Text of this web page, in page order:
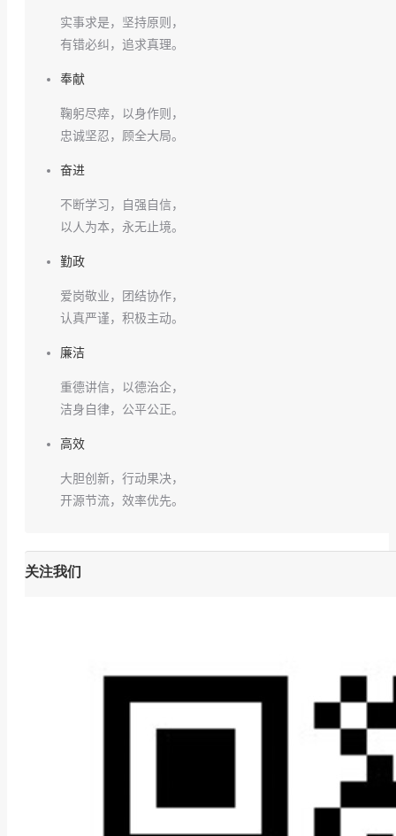
实事求是，坚持原则，
有错必纠，追求真理。
奉献
鞠躬尽瘁，以身作则，
忠诚坚忍，顾全大局。
奋进
不断学习，自强自信，
以人为本，永无止境。
勤政
爱岗敬业，团结协作，
认真严谨，积极主动。
廉洁
重德讲信，以德治企，
洁身自律，公平公正。
高效
大胆创新，行动果决，
开源节流，效率优先。
关注我们